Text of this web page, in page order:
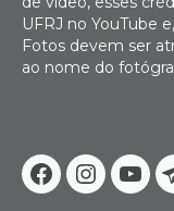
Facebook
UFRJ no YouTube
Fotos devem ser
ao nome do